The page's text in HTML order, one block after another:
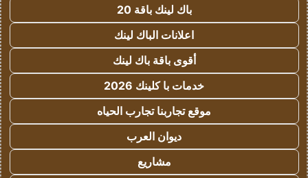
باك لينك باقة 20
اعلانات الباك لينك
أقوى باقة باك لينك
خدمات با كلينك 2026
موقع تجاربنا تجارب الحياه
ديوان العرب
مشاريع